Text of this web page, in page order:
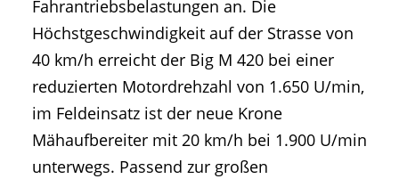
Fahrantriebsbelastungen an. Die
Höchstgeschwindigkeit auf der Strasse von
40 km/h erreicht der Big M 420 bei einer
reduzierten Motordrehzahl von 1.650 U/min,
im Feldeinsatz ist der neue Krone
Mähaufbereiter mit 20 km/h bei 1.900 U/min
unterwegs. Passend zur großen